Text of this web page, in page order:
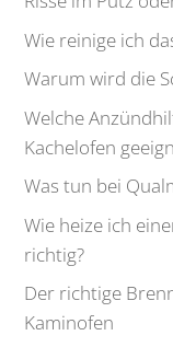
Wie reinige ich
Warum wird die
Welche
Kachelofen
Was tun bei
Wie heize ich
richtig?
Der richtige
Kaminofen